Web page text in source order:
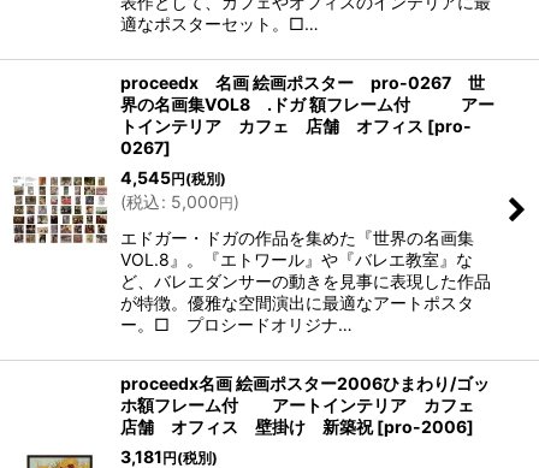
適なポスターセット。□…
proceedx 名画 絵画ポスター pro-0267 世
界の名画集VOL8 .ドガ 額フレーム付 アー
トインテリア カフェ 店舗 オフィス [pro-
0267]
4,545円(税別)
(税込: 5,000円)
エドガー・ドガの作品を集めた『世界の名画集
VOL.8』。『エトワール』や『バレエ教室』な
ど、バレエダンサーの動きを見事に表現した作品
が特徴。優雅な空間演出に最適なアートポスタ
ー。□ プロシードオリジナ…
proceedx名画 絵画ポスター2006ひまわり/ゴッ
ホ額フレーム付 アートインテリア カフェ
店舗 オフィス 壁掛け 新築祝 [pro-2006]
3,181円(税別)